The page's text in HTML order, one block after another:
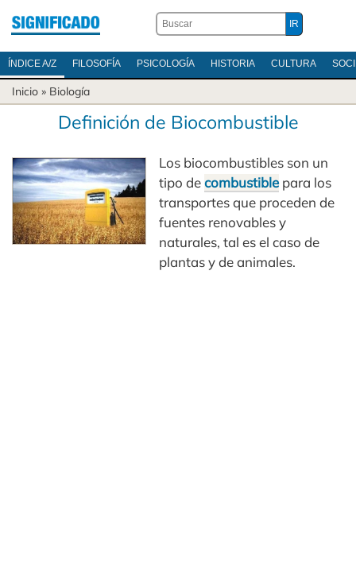
ÍNDICE A/Z FILOSOFÍA PSICOLOGÍA HISTORIA CULTURA
Inicio » Biología
Definición de Biocombustible
Los biocombustibles son un
tipo decombustiblepara los
transportes que proceden de
fuentes renovables y
naturales, tal es el caso de
plantas y de animales.